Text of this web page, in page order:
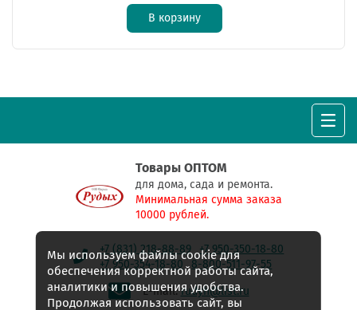
В корзину
Товары ОПТОМ
для дома, сада и ремонта.
Минимальная сумма заказа
10000 рублей.
+7 (831) 218-88-89
+7 950-350-18-80
+7 950-354-18-80
8-800-511-97-55
E-mail:rudyh@list.ru
Мы используем файлы cookie для
обеспечения корректной работы сайта,
аналитики и повышения удобства.
Продолжая использовать сайт, вы